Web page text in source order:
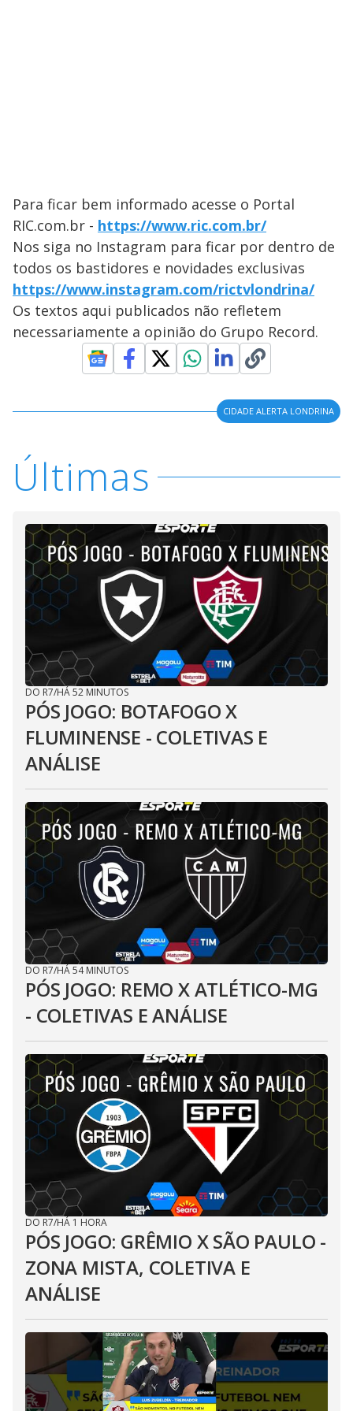
Para ficar bem informado acesse o Portal
RIC.com.br - https://www.ric.com.br/
Nos siga no Instagram para ficar por dentro de
todos os bastidores e novidades exclusivas
https://www.instagram.com/rictvlondrina/
Os textos aqui publicados não refletem
necessariamente a opinião do Grupo Record.
CIDADE ALERTA LONDRINA
Últimas
DO R7/HÁ 52 MINUTOS
PÓS JOGO: BOTAFOGO X
FLUMINENSE - COLETIVAS E
ANÁLISE
DO R7/HÁ 54 MINUTOS
PÓS JOGO: REMO X ATLÉTICO-MG
- COLETIVAS E ANÁLISE
DO R7/HÁ 1 HORA
PÓS JOGO: GRÊMIO X SÃO PAULO -
ZONA MISTA, COLETIVA E
ANÁLISE